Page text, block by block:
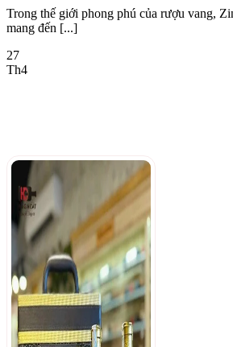
Trong thế giới phong phú của rượu vang,
mang đến [...]
27
Th4